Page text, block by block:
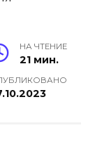
НА ЧТЕНИЕ
21 мин.